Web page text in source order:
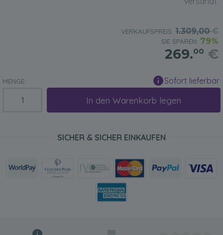
VERKAUFSPREIS: 1.309,00€
SIE SPAREN: 79%
269.00 €
MENGE: Sofort lieferbar
In den Warenkorb legen
SICHER & SICHER EINKAUFEN